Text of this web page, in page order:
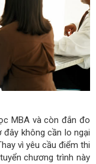
MBA và còn đắn đo
đây không cần lo ngại
vì yêu cầu điểm thi
chương trình này